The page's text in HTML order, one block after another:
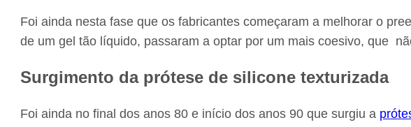
Foi ainda nesta fase que os fabricantes começaram a melhorar o
de um gel tão líquido, passaram a optar por um mais coesivo, que
Surgimento da prótese de silicone texturizada
Foi ainda no final dos anos 80 e início dos anos 90 que surgiu a